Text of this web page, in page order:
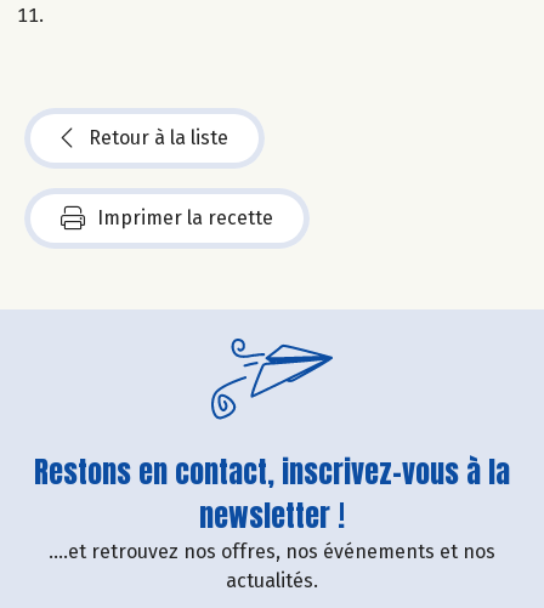
Retour à la liste
Imprimer la recette
Restons en contact, inscrivez-vous à la
newsletter !
....et retrouvez nos offres, nos événements et nos
actualités.